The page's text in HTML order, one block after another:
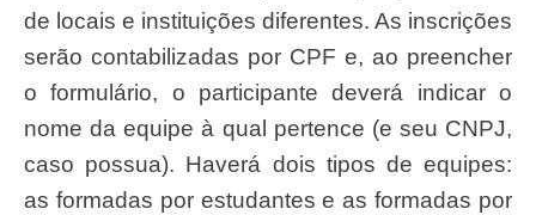
de locais e instituições diferentes. As inscrições
serão contabilizadas por CPF e, ao preencher
o formulário, o participante deverá indicar o
nome da equipe à qual pertence (e seu CNPJ,
caso possua). Haverá dois tipos de equipes:
as formadas por estudantes e as formadas por